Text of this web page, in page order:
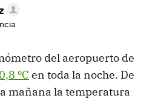
del aeropuerto de
ºC en toda la noche. De
mañana la temperatura